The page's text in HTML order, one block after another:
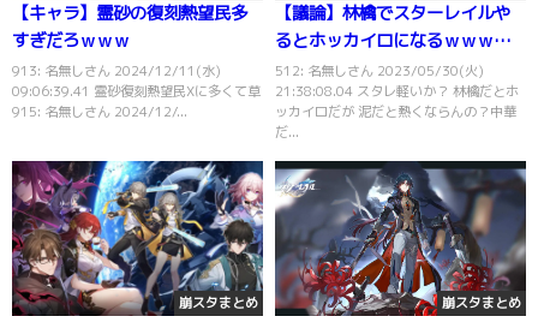
【キャラ】霊砂の復刻熱望民多
すぎだろｗｗｗ
913: 名無しさん 2024/12/11(水)
09:06:39.41 霊砂復刻熱望民Xに多くて草
915: 名無しさん 2024/12/...
【議論】林檎でスターレイルや
るとホッカイロになるｗｗｗｗ
ｗｗｗ
512: 名無しさん 2023/05/30(火)
21:38:08.04 スタレ軽いか？ 林檎だとホ
ッカイロだが 泥だと熱くならんの？中華
だ...
崩スタまとめ 崩スタまとめ